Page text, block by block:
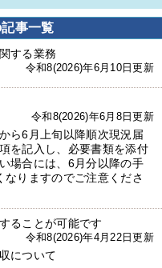
記事一覧
する業務
令和8(2026)年6月10日更新
令和8(2026)年6月8日更新
ら6月上旬以降順次現況届
を記入し、必要書類を添付
場合には、6月分以降の手
りますのでご注意くださ
ることが可能です
令和8(2026)年4月22日更新
について